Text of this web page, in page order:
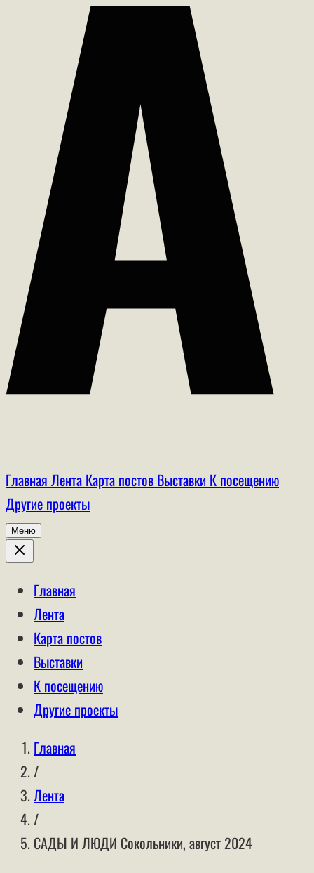
Главная Лента Карта постов Выставки К посещению
Другие проекты
Меню
Главная
Лента
Карта постов
Выставки
К посещению
Другие проекты
Главная
/
Лента
/
САДЫ И ЛЮДИ Сокольники, август 2024